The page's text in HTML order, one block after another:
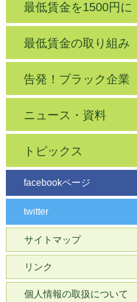
最低賃金を1500円に
最低賃金の取り組み
告発！ブラック企業
ニュース・資料
トピックス
facebookページ
twitter
サイトマップ
リンク
個人情報の取扱について